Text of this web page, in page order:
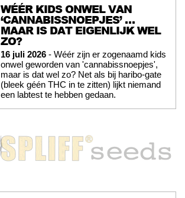
WÉÉR KIDS ONWEL VAN
‘CANNABISSNOEPJES’ …
MAAR IS DAT EIGENLIJK WEL
ZO?
16 juli 2026 - Wéér zijn er zogenaamd kids
onwel geworden van 'cannabissnoepjes',
maar is dat wel zo? Net als bij haribo-gate
(bleek géén THC in te zitten) lijkt niemand
een labtest te hebben gedaan.